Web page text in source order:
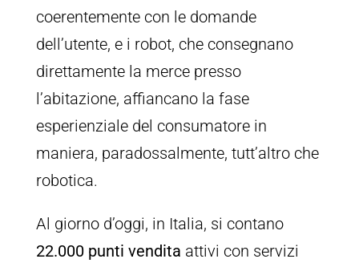
coerentemente con le domande
dell’utente, e i robot, che consegnano
direttamente la merce presso
l’abitazione, affiancano la fase
esperienziale del consumatore in
maniera, paradossalmente, tutt’altro che
robotica.
Al giorno d’oggi, in Italia, si contano
22.000 punti vendita attivi con servizi